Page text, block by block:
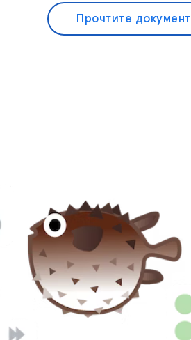
Прочтите документ